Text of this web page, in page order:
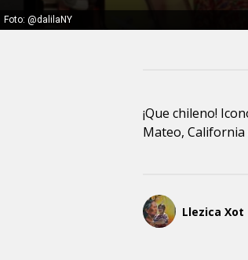
Foto: @dalilaNY
¡Que chileno!
Mateo, California
Llezica Xot